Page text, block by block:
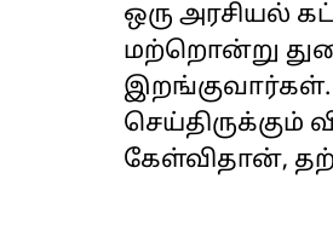
ஒரு அரசியல்
மற்றொன்று
இறங்குவார்கள்.
செய்திருக்கும்
கேள்விதான்,